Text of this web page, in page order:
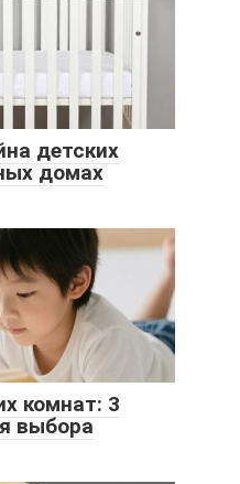
детских
домах
комнат: 3
выбора